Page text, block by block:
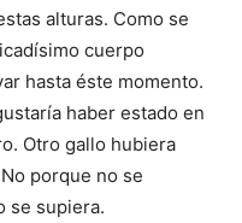
alturas. Como se
cuerpo
hasta éste momento.
haber estado en
Otro gallo hubiera
porque no se
se supiera.